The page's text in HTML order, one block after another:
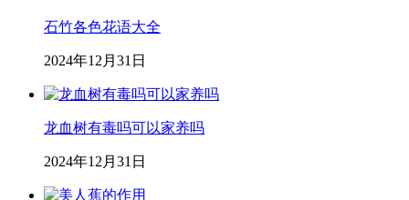
石竹各色花语大全
2024年12月31日
龙血树有毒吗可以家养吗
2024年12月31日